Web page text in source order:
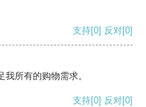
支持[0] 反对[0]
所有的购物需求。
支持[0] 反对[0]